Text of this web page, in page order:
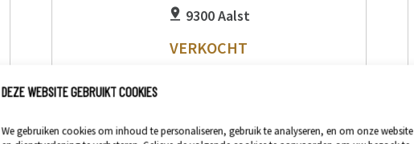
9300 Aalst
VERKOCHT
2
DEZE WEBSITE GEBRUIKT COOKIES
We gebruiken cookies om inhoud te personaliseren, gebruik te analyseren, en om onze website